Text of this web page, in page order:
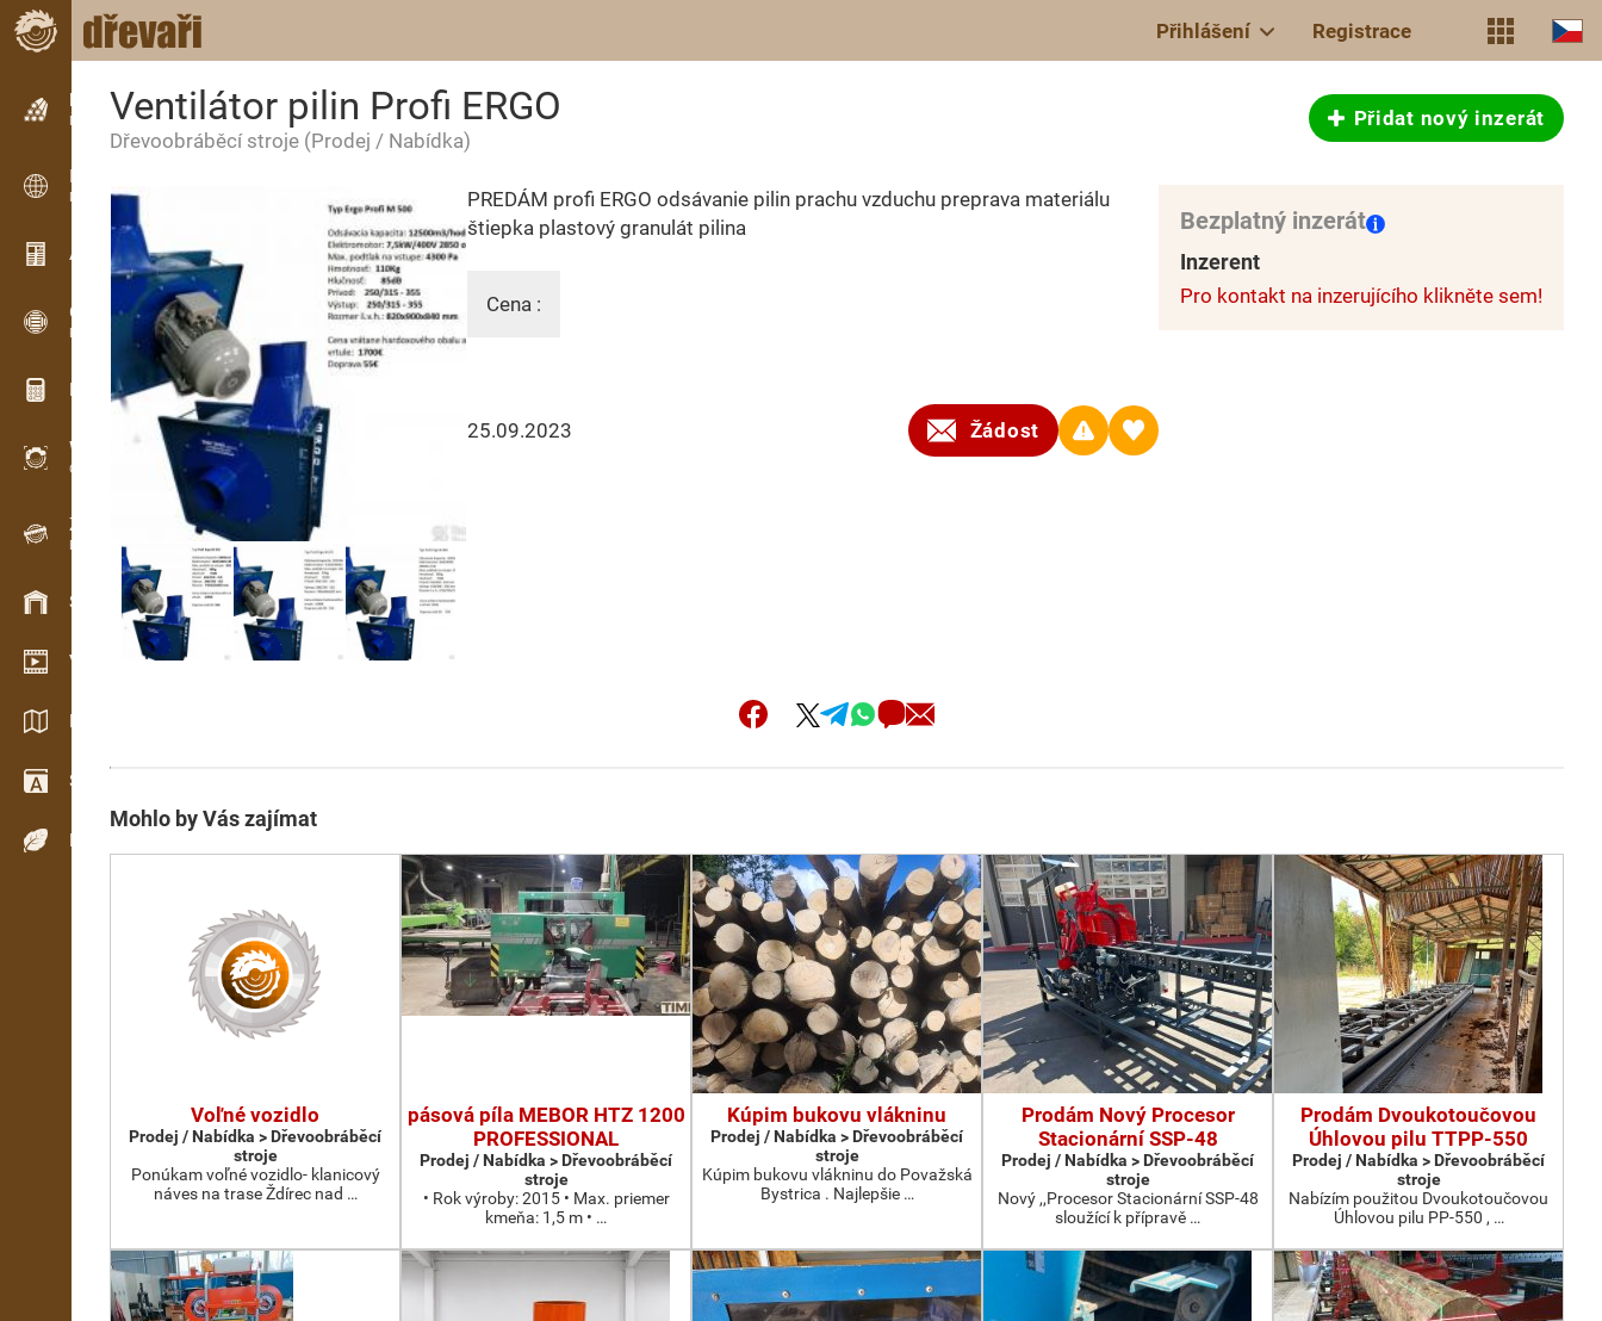
Přihlášení Registrace
Inzerce
Řádková inzerce
Inzerce
Mezinárodní inzerce
Aktuality / Články
OPTI-TIMB
Pořezová schémata
Dřevařské kalkulačky
WoodProfi
Objem dřeva s AI
Záznamník
Evidence dřeva v terénu
Skladové hospodářství
Video showroom
Katalogy / Brožury
Slovník
Dřeviny
Ventilátor pilin Profi ERGO
Dřevoobráběcí stroje (Prodej / Nabídka)
Přidat nový inzerát
PREDÁM profi ERGO odsávanie pilin prachu vzduchu preprava materiálu
štiepka plastový granulát pilina
Cena :
25.09.2023 Žádost
Bezplatný inzerát
Inzerent
Pro kontakt na inzerujícího klikněte sem!
Mohlo by Vás zajímat
Voľné vozidlo
Prodej / Nabídka > Dřevoobráběcí
stroje
Ponúkam voľné vozidlo- klanicový
náves na trase Ždírec nad …
pásová píla MEBOR HTZ 1200
PROFESSIONAL
Prodej / Nabídka > Dřevoobráběcí
stroje
• Rok výroby: 2015 • Max. priemer
kmeňa: 1,5 m • …
Kúpim bukovu vlákninu
Prodej / Nabídka > Dřevoobráběcí
stroje
Kúpim bukovu vlákninu do Považská
Bystrica . Najlepšie …
Prodám Nový Procesor
Stacionární SSP-48
Prodej / Nabídka > Dřevoobráběcí
stroje
Nový ,,Procesor Stacionární SSP-48
sloužící k přípravě …
Prodám Dvoukotoučovou
Úhlovou pilu TTPP-550
Prodej / Nabídka > Dřevoobráběcí
stroje
Nabízím použitou Dvoukotoučovou
Úhlovou pilu PP-550 , …